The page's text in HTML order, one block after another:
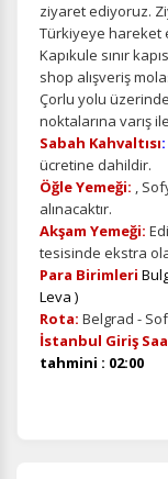
ziyaret ediyoruz.
Türkiyeye hareket
Kapıkule sınır
shop alışveriş
Çorlu yolu
noktalarına varış
Sabah Kahvaltısı:
ücretine dahildir.
Öğle Yemeği: ,
alınacaktır.
Akşam Yemeği:
tesisinde ekstra
Para Birimleri
Leva )
Rota: Belgrad -
İstanbul Giriş
tahmini : 02:00